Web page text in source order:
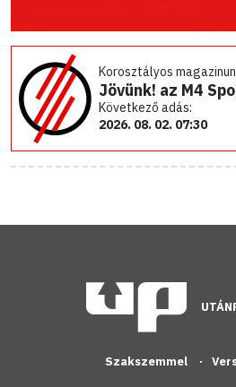
Korosztályos
Jövünk! az M4
Következő adás:
2026. 08. 02. 07:30
Szakszemmel